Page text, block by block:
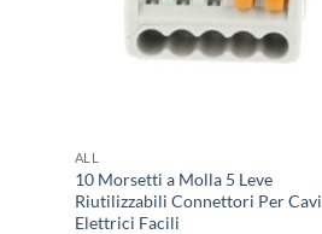
ALL
10 Morsetti a Molla 5 Leve
Riutilizzabili Connettori Per Cavi
Elettrici Facili